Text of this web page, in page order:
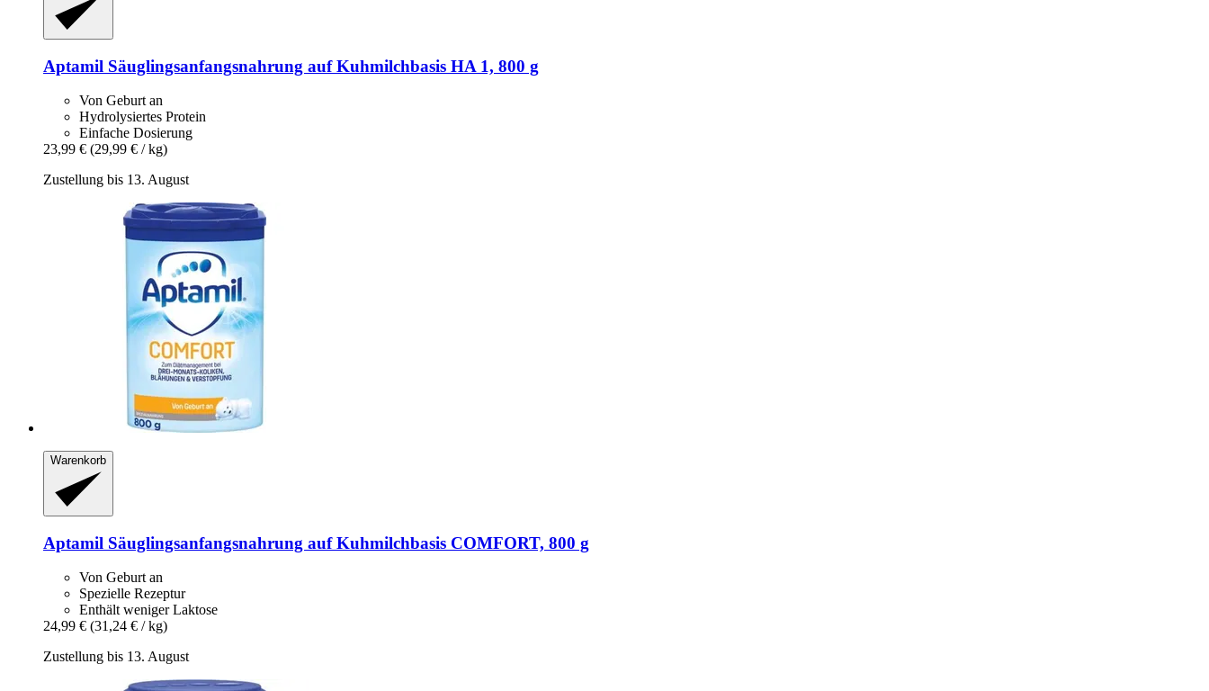
Aptamil Säuglingsanfangsnahrung auf Kuhmilchbasis HA 1, 800 g
Von Geburt an
Hydrolysiertes Protein
Einfache Dosierung
23,99 € (29,99 € / kg)
Zustellung bis 13. August
Warenkorb
Aptamil Säuglingsanfangsnahrung auf Kuhmilchbasis COMFORT, 800 g
Von Geburt an
Spezielle Rezeptur
Enthält weniger Laktose
24,99 € (31,24 € / kg)
Zustellung bis 13. August